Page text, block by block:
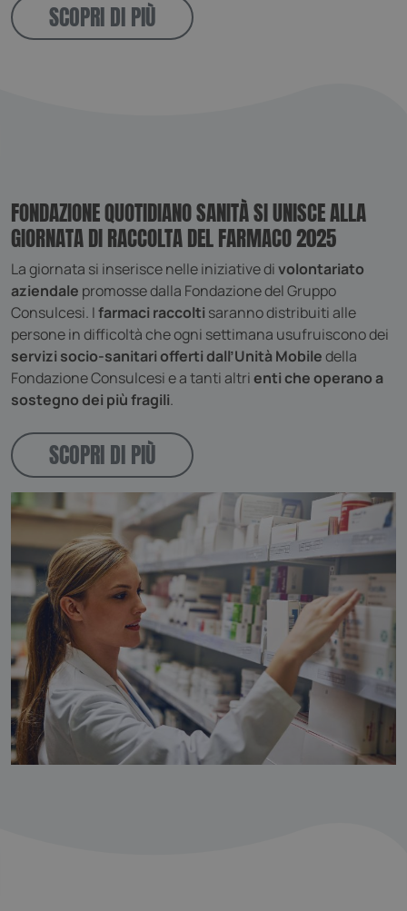
SCOPRI DI PIÙ
FONDAZIONE QUOTIDIANO SANITÀ SI UNISCE ALLA
GIORNATA DI RACCOLTA DEL FARMACO 2025
La giornata si inserisce nelle iniziative divolontariato
aziendale promosse dalla Fondazione del Gruppo
Consulcesi. Ifarmaci raccolti saranno distribuiti alle
persone in difficoltà che ogni settimana usufruiscono dei
servizi socio-sanitari offerti dall’Unità Mobiledella
Fondazione Consulcesi e a tanti altrienti che operano a
sostegno dei più fragili.
SCOPRI DI PIÙ